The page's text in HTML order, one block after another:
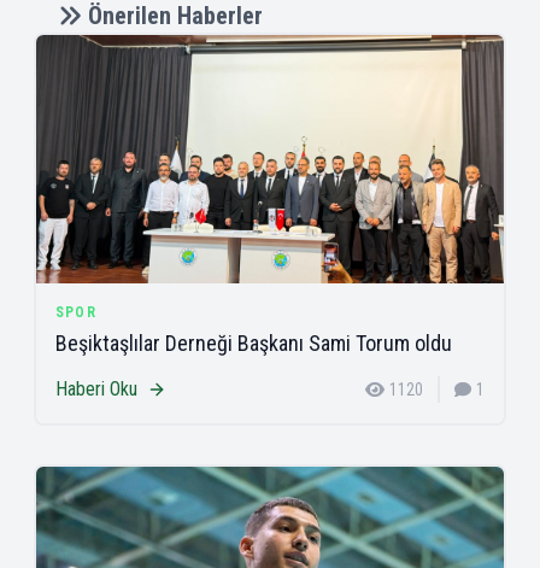
Önerilen Haberler
SPOR
Beşiktaşlılar Derneği Başkanı Sami Torum oldu
Haberi Oku 1120 1